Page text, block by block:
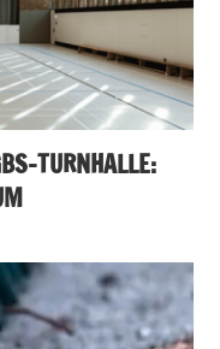
TURNHALLE: